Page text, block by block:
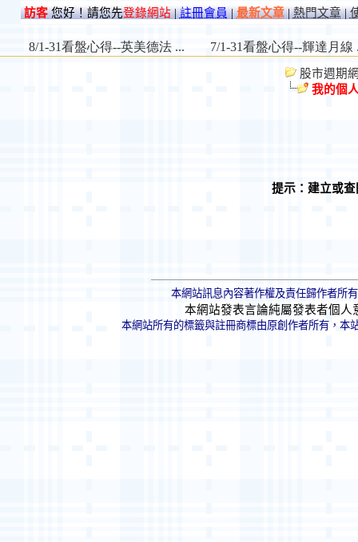
訪客您好！請您先登錄網站|註冊會員|最新文章|熱門文章|
股市週期
我的個
提示：建立或
本網站訊息內容著作權及責任歸作者所
本網站發表言論純屬發表者個人
本網站所有的標籤與註冊商標由原創作者所有，本